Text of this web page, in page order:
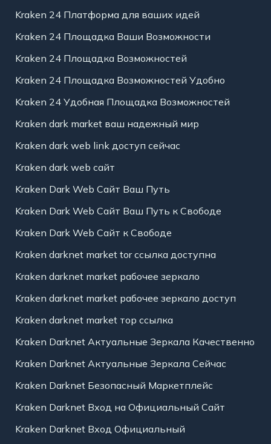
Kraken 24 Платформа для ваших идей
Kraken 24 Площадка Ваши Возможности
Kraken 24 Площадка Возможностей
Kraken 24 Площадка Возможностей Удобно
Kraken 24 Удобная Площадка Возможностей
Kraken dark market ваш надежный мир
Kraken dark web link доступ сейчас
Kraken dark web сайт
Kraken Dark Web Сайт Ваш Путь
Kraken Dark Web Сайт Ваш Путь к Свободе
Kraken Dark Web Сайт к Свободе
Kraken darknet market tor ссылка доступна
Kraken darknet market рабочее зеркало
Kraken darknet market рабочее зеркало доступ
Kraken darknet market тор ссылка
Kraken Darknet Актуальные Зеркала Качественно
Kraken Darknet Актуальные Зеркала Сейчас
Kraken Darknet Безопасный Маркетплейс
Kraken Darknet Вход на Официальный Сайт
Kraken Darknet Вход Официальный